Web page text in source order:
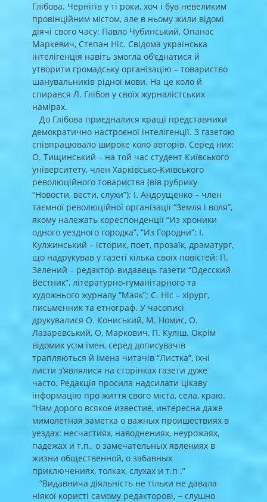
Глібова. Чернігів у ті роки, хоч і був невеликим
провінційним містом, але в ньому жили відомі
діячі свого часу: Павло Чубинський, Опанас
Маркевич, Степан Ніс. Свідома українська
інтелігенція навіть змогла об’єднатися й
утворити громадську організацію – товариство
шанувальників рідної мови. На це коло й
спирався Л. Глібов у своїх журналістських
намірах.
До Глібова приєдналися кращі представники
демократично настроєної інтелігенції. З газетою
співпрацювало широке коло авторів. Серед них:
О. Тищинський – на той час студент Київського
університету, член Харківсько-Київського
революційного товариства (вів рубрику
“Новости, вести, слухи”); І. Андрущенко – член
таємної революційної організації “Земля і воля”,
якому належать кореспонденції “Из хроники
одного уездного городка”, “Из Городни”; І.
Кулжинський – історик, поет, прозаїк, драматург,
що надрукував у газеті кілька своїх повістей; П.
Зелений – редактор-видавець газети “Одесский
Вестник”, літературно-гуманітарного та
художнього журналу “Маяк”; С. Ніс – хірург,
письменник та етнограф. У часописі
друкувалися О. Кониський, М. Номис, О.
Лазаревський, О, Маркович, П. Куліш. Окрім
відомих усім імен, серед дописувачів
трапляються й імена читачів “Листка”, їхні
листи з’являлися на сторінках газети дуже
часто. Редакція просила надсилати цікаву
інформацію про життя свого міста, села, краю.
“Нам дорого всякое известие, интересна даже
мимолетная заметка о важных проишествиях в
уездах: несчастиях, наводнениях, неурожаях,
падежах и т.п., о замечательных явлениях в
жизни общественной, о забавных
приключениях, толках, слухах и т.п .”
“Видавнича діяльність не тільки не давала
ніякої користі самому редакторові, − слушно